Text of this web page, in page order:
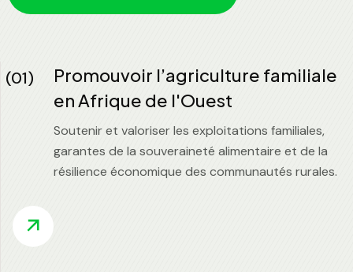
(01)
Promouvoir l’agriculture familiale
en Afrique de l'Ouest
Soutenir et valoriser les exploitations familiales,
garantes de la souveraineté alimentaire et de la
résilience économique des communautés rurales.